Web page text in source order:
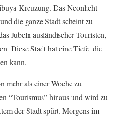
Kreuzung. Das Neonlicht
die ganze Stadt scheint zu
Jubeln ausländischer Touristen,
Diese Stadt hat eine Tiefe, die
kann.
mehr als einer Woche zu
“Tourismus” hinaus und wird zu
der Stadt spürt. Morgens im